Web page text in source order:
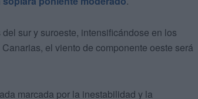
sur y suroeste, intensificándose en los
el viento de componente oeste será
marcada por la inestabilidad y la